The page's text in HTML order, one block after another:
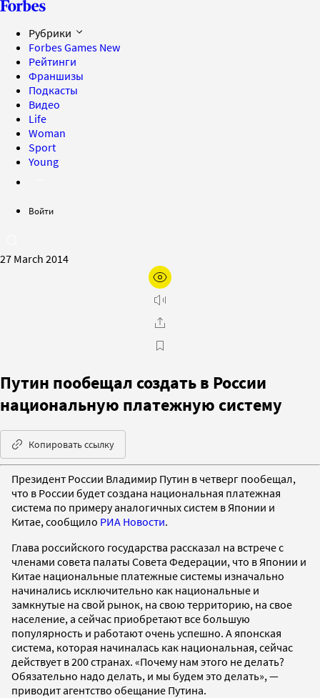
Рубрики
Forbes Games New
Рейтинги
Франшизы
Подкасты
Видео
Life
Woman
Sport
Young
Войти
27 March 2014
Путин пообещал создать в России
национальную платежную систему
Копировать ссылку
Президент России Владимир Путин в четверг пообещал,
что в России будет создана национальная платежная
система по примеру аналогичных систем в Японии и
Китае, сообщило РИА Новости.
Глава российского государства рассказал на встрече с
членами совета палаты Совета Федерации, что в Японии и
Китае национальные платежные системы изначально
начинались исключительно как национальные и
замкнутые на свой рынок, на свою территорию, на свое
население, а сейчас приобретают все большую
популярность и работают очень успешно. А японская
система, которая начиналась как национальная, сейчас
действует в 200 странах. «Почему нам этого не делать?
Обязательно надо делать, и мы будем это делать», —
приводит агентство обещание Путина.